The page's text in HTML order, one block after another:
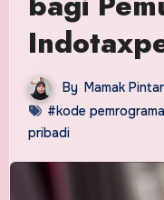
By Mamak Pintar
#kode
pribadi